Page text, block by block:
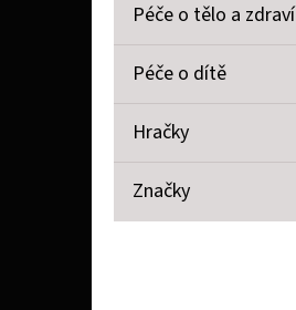
Péče o tělo a zdraví
Péče o dítě
Hračky
Značky